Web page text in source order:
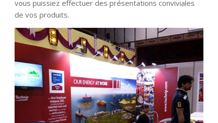
vous puissiez effectuer des présentations conviviales
de vos produits.